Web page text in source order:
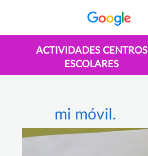
ACTIVIDADES CENTROS
ESCOLARES
mi móvil.